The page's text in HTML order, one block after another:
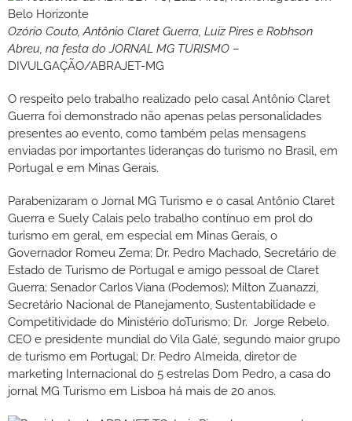
Ozório Couto, Antônio Claret Guerra, Luiz Pires e Robhson
Abreu, na festa do JORNAL MG TURISMO –
DIVULGAÇÃO/ABRAJET-MG
O respeito pelo trabalho realizado pelo casal Antônio Claret
Guerra foi demonstrado não apenas pelas personalidades
presentes ao evento, como também pelas mensagens
enviadas por importantes lideranças do turismo no Brasil, em
Portugal e em Minas Gerais.
Parabenizaram o Jornal MG Turismo e o casal Antônio Claret
Guerra e Suely Calais pelo trabalho contínuo em prol do
turismo em geral, em especial em Minas Gerais, o
Governador Romeu Zema; Dr. Pedro Machado, Secretário de
Estado de Turismo de Portugal e amigo pessoal de Claret
Guerra; Senador Carlos Viana (Podemos); Milton Zuanazzi,
Secretário Nacional de Planejamento, Sustentabilidade e
Competitividade do Ministério doTurismo; Dr. Jorge Rebelo.
CEO e presidente mundial do Vila Galé, segundo maior grupo
de turismo em Portugal; Dr. Pedro Almeida, diretor de
marketing Internacional do 5 estrelas Dom Pedro, a casa do
jornal MG Turismo em Lisboa há mais de 20 anos.